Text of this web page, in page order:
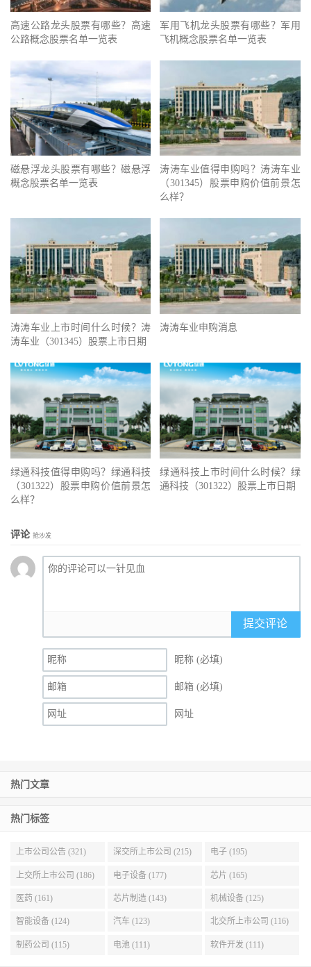
高速公路龙头股票有哪些？高速
公路概念股票名单一览表
军用飞机龙头股票有哪些？军用
飞机概念股票名单一览表
磁悬浮龙头股票有哪些？磁悬浮
概念股票名单一览表
涛涛车业值得申购吗？涛涛车业
（301345）股票申购价值前景怎
么样？
涛涛车业上市时间什么时候？涛
涛车业（301345）股票上市日期
涛涛车业申购消息
绿通科技值得申购吗？绿通科技
（301322）股票申购价值前景怎
么样？
绿通科技上市时间什么时候？绿
通科技（301322）股票上市日期
评论 抢沙发
提交评论
昵称 (必填)
邮箱 (必填)
网址
热门文章
热门标签
上市公司公告 (321) 深交所上市公司 (215) 电子 (195)
上交所上市公司 (186) 电子设备 (177) 芯片 (165)
医药 (161) 芯片制造 (143) 机械设备 (125)
智能设备 (124) 汽车 (123) 北交所上市公司 (116)
制药公司 (115) 电池 (111) 软件开发 (111)